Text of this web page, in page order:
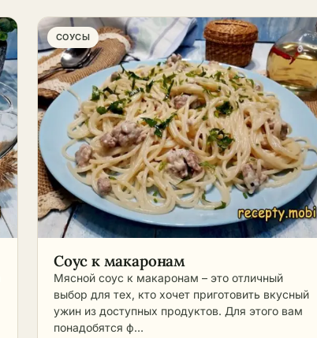
СОУСЫ
Соус к макаронам
Мясной соус к макаронам – это отличный
выбор для тех, кто хочет приготовить вкусный
ужин из доступных продуктов. Для этого вам
понадобятся ф…